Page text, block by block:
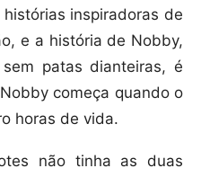
inspiradoras de
e a história de Nobby,
patas dianteiras, é
começa quando o
horas de vida.
não tinha as duas